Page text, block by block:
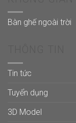
Bàn ghế ngoài trời
Tin tức
Tuyển dụng
3D Model